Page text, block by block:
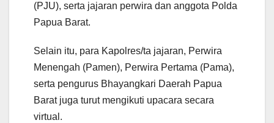
(PJU), serta jajaran perwira dan anggota Polda
Papua Barat.
Selain itu, para Kapolres/ta jajaran, Perwira
Menengah (Pamen), Perwira Pertama (Pama),
serta pengurus Bhayangkari Daerah Papua
Barat juga turut mengikuti upacara secara
virtual.